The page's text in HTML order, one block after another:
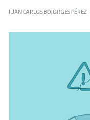
JUAN CARLOS BOJORGES PÉREZ